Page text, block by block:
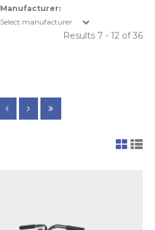
Manufacturer:
Select manufacturer
Results 7 - 12 of 36